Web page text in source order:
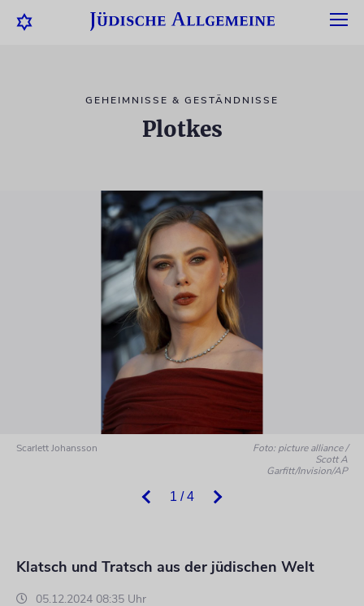
GEHEIMNISSE & GESTÄNDNISSE
Plotkes
1 / 4
Scarlett Johansson
Foto: picture alliance /
Scott A
Garfitt/Invision/AP
Klatsch und Tratsch aus der jüdischen Welt
05.12.2024 08:35 Uhr